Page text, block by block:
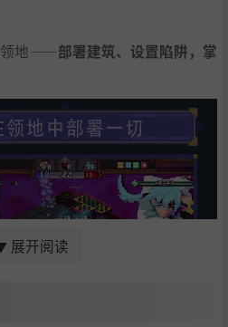
领地——部署建筑、设置陷阱，掌
展开阅读